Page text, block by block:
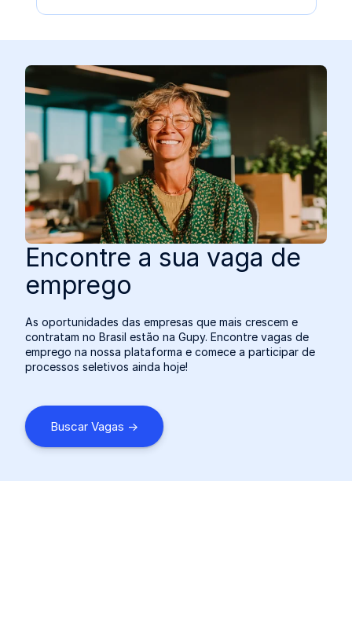
Encontre a sua vaga de
emprego
As oportunidades das empresas que mais crescem e
contratam no Brasil estão na Gupy. Encontre vagas de
emprego na nossa plataforma e comece a participar de
processos seletivos ainda hoje!
Buscar Vagas ->